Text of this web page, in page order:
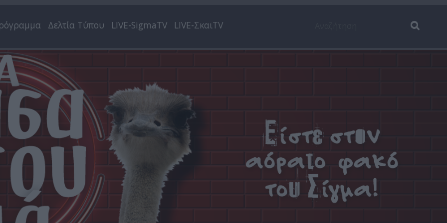
Δελτία Τύπου LIVE-SigmaTV LIVE-ΣκαιTV